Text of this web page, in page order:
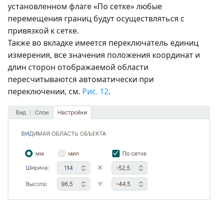
установленном флаге «По сетке» любые
перемещения границ будут осуществляться с
привязкой к сетке.
Также во вкладке имеется переключатель единиц
измерения, все значения положения координат и
длин сторон отображаемой области
пересчитываются автоматически при
переключении, см. Рис. 12.